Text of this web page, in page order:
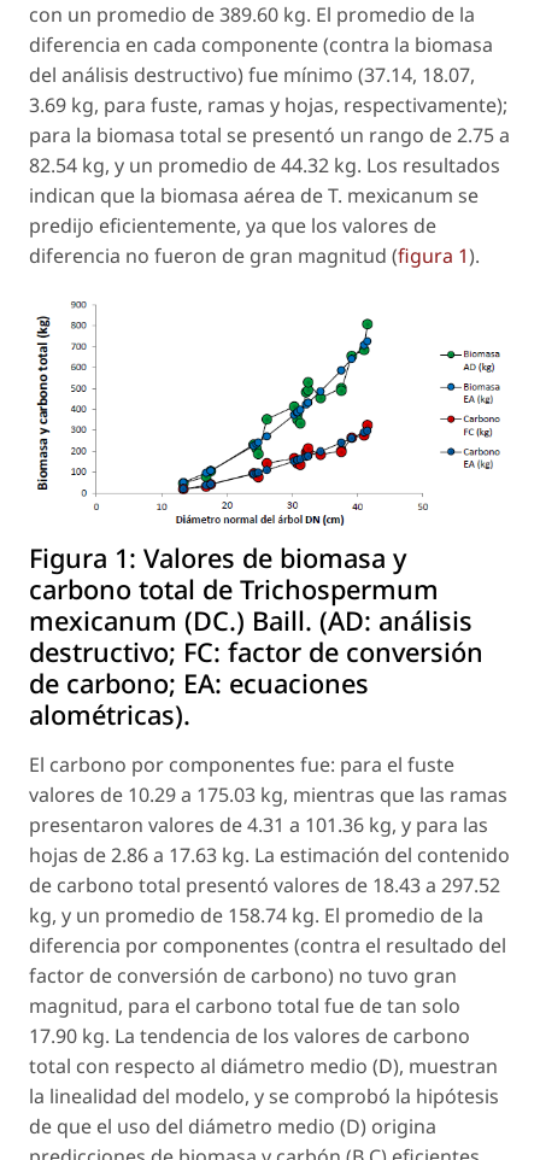
con un promedio de 389.60 kg. El promedio de la
diferencia en cada componente (contra la biomasa
del análisis destructivo) fue mínimo (37.14, 18.07,
3.69 kg, para fuste, ramas y hojas, respectivamente);
para la biomasa total se presentó un rango de 2.75 a
82.54 kg, y un promedio de 44.32 kg. Los resultados
indican que la biomasa aérea deT. mexicanum se
predijo eficientemente, ya que los valores de
diferencia no fueron de gran magnitud (figura 1).
Figura 1: Valores de biomasa y
carbono total de Trichospermum
mexicanum (DC.) Baill. (AD: análisis
destructivo; FC: factor de conversión
de carbono; EA: ecuaciones
alométricas).
El carbono por componentes fue: para el fuste
valores de 10.29 a 175.03 kg, mientras que las ramas
presentaron valores de 4.31 a 101.36 kg, y para las
hojas de 2.86 a 17.63 kg. La estimación del contenido
de carbono total presentó valores de 18.43 a 297.52
kg, y un promedio de 158.74 kg. El promedio de la
diferencia por componentes (contra el resultado del
factor de conversión de carbono) no tuvo gran
magnitud, para el carbono total fue de tan solo
17.90 kg. La tendencia de los valores de carbono
total con respecto al diámetro medio (D), muestran
la linealidad del modelo, y se comprobó la hipótesis
de que el uso del diámetro medio (D) origina